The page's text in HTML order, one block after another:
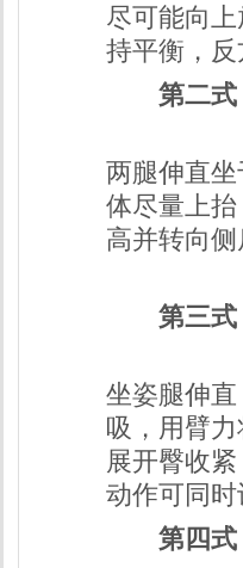
尽可能向
持平衡，反
第二式
两腿伸直
体尽量上
高并转向
第三式
坐姿腿伸
吸，用臂
展开臀收
动作可同时
第四式